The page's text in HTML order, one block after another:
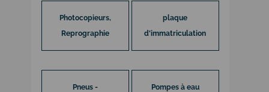
Photocopieurs,
Reprographie
plaque
d'immatriculation
Pneus -
Pompes à eau